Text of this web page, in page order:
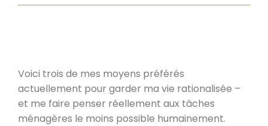
Voici trois de mes moyens préférés
actuellement pour garder ma vie rationalisée –
et me faire penser réellement aux tâches
ménagères le moins possible humainement.